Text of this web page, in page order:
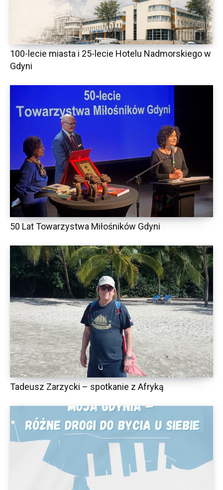
100-lecie miasta i 25-lecie Hotelu Nadmorskiego w
Gdyni
50 Lat Towarzystwa Miłośników Gdyni
Tadeusz Zarzycki – spotkanie z Afryką